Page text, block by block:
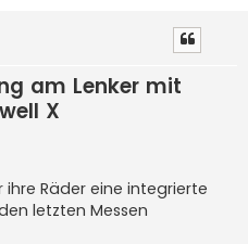
am Lenker mit
X
Räder eine integrierte
letzten Messen